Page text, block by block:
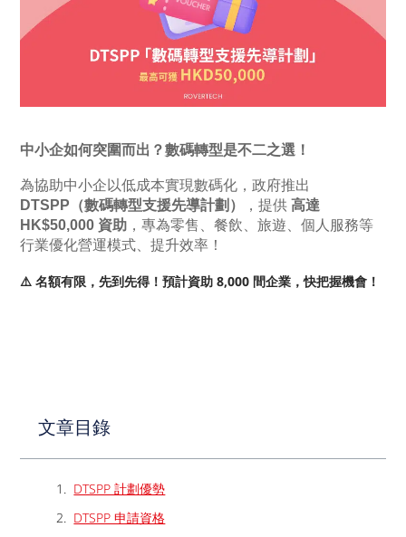
中小企如何突圍而出？數碼轉型是不二之選！
為協助中小企以低成本實現數碼化，政府推出
DTSPP（數碼轉型支援先導計劃）
，提供高達
HK$50,000 資助 ，專為零售、餐飲、旅遊、個人服務等
行業優化營運模式、提升效率！
⚠️ 名額有限，先到先得！預計資助 8,000 間企業，快把握機會！
文章目錄
DTSPP 計劃優勢
DTSPP 申請資格